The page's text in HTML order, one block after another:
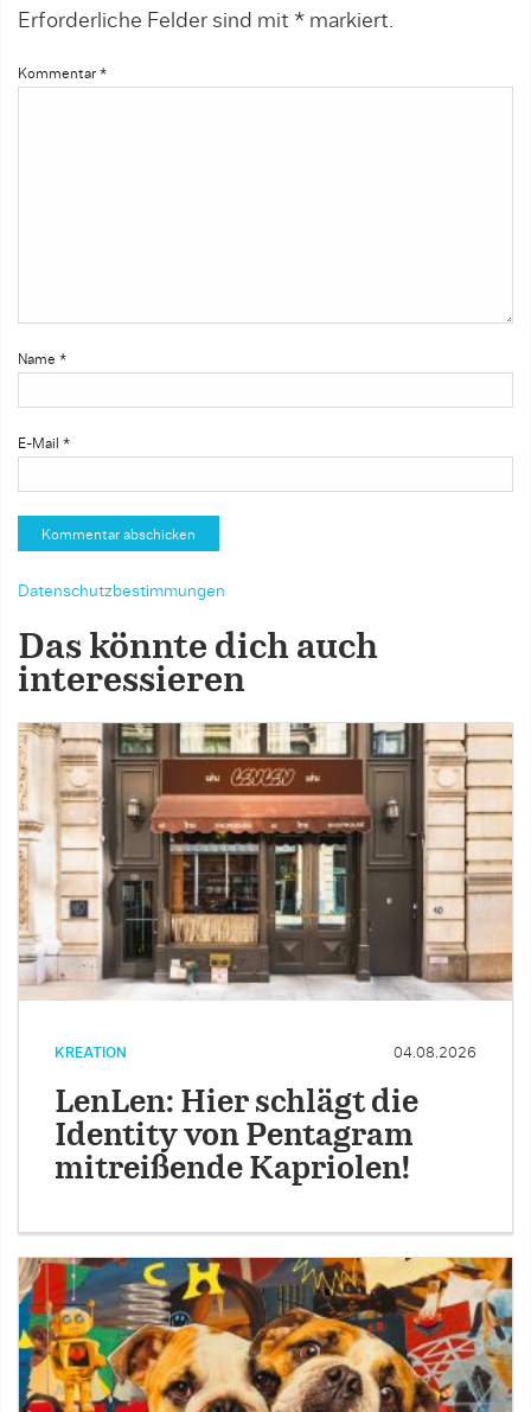
Erforderliche Felder sind mit * markiert.
Kommentar *
Name *
E-Mail *
Datenschutzbestimmungen
Das könnte dich auch
interessieren
KREATION 04.08.2026
LenLen: Hier schlägt die
Identity von Pentagram
mitreißende Kapriolen!